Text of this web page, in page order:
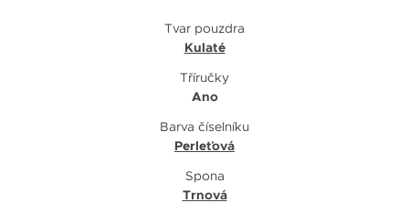
Tvar pouzdra
Kulaté
Tříručky
Ano
Barva číselníku
Perleťová
Spona
Trnová